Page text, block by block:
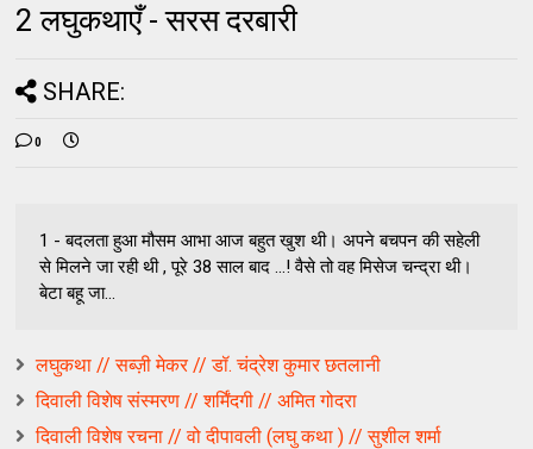
2 लघुकथाएँ - सरस दरबारी
SHARE:
0
1 - बदलता हुआ मौसम आभा आज बहुत खुश थी। अपने बचपन की सहेली
से मिलने जा रही थी , पूरे 38 साल बाद ...! वैसे तो वह मिसेज चन्द्रा थी।
बेटा बहू जा...
लघुकथा // सब्ज़ी मेकर // डॉ. चंद्रेश कुमार छतलानी
दिवाली विशेष संस्मरण // शर्मिंदगी // अमित गोदरा
दिवाली विशेष रचना // वो दीपावली (लघु कथा ) // सुशील शर्मा